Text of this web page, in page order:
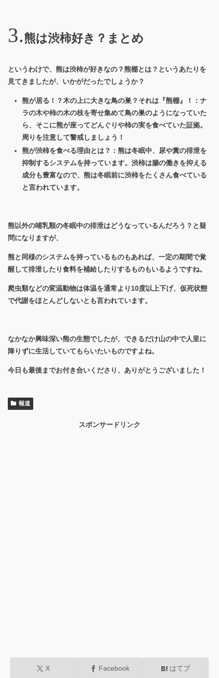
熊は渋柿好き？まとめ
というわけで、熊は渋柿が好きなの？熊棚とは？というあたりを
見てきましたが、いかがだったでしょうか？
熊が居る！？木の上に大きな鳥の巣？それは『熊棚』！：ナ
ラの木や柿の木の枝を寄せ集めて鳥の巣のようになっていた
ら、そこに熊が座ってどんぐりや柿の実を食べていた証拠。
周りを注意して警戒しましょう！
熊が渋柿を食べる理由とは？：熊は冬眠中、尿や糞の排泄を
抑制するシステムを持っています。渋柿は腸の働きを抑える
成分も豊富なので、熊は冬眠前に渋柿をたくさん食べている
と言われています。
熊以外の哺乳類の冬眠中の排泄はどうなっているんだろう？と疑
問になりますが、
熊と同様のシステムを持っているものもあれば、一定の期間で覚
醒して排泄したり食料を補給したりするものもいるようですね。
爬虫類などの変温動物は体温を通常より10度以上下げ、仮死状態
で代謝をほとんどしないとも言われています。
なかなか興味深い熊の生態でしたが、できるだけ山の中で人里に
降りずに生活していてもらいたいものですよね。
今日も最後までお付き合いくださり、ありがとうございました！
報道
スポンサードリンク
X Facebook はてブ